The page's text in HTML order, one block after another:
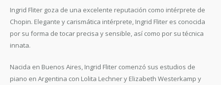
Ingrid Fliter goza de una excelente reputación como intérprete de
Chopin. Elegante y carismática intérprete, Ingrid Fliter es conocida
por su forma de tocar precisa y sensible, así como por su técnica
innata.
Nacida en Buenos Aires, Ingrid Fliter comenzó sus estudios de
piano en Argentina con Lolita Lechner y Elizabeth Westerkamp y